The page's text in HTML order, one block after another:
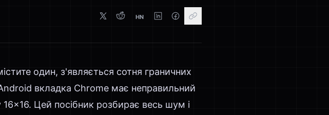
HN
один, з'являється сотня граничних
вкладка Chrome має неправильний
Цей посібник розбирає весь шум і